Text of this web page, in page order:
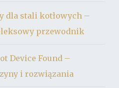
dla stali kotłowych –
przewodnik
Device Found –
i rozwiązania